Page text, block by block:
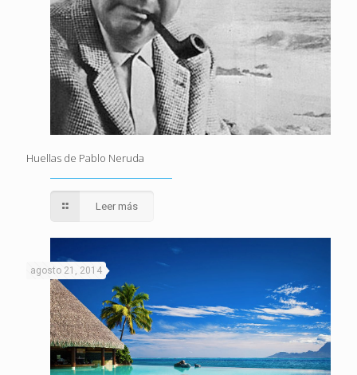
Huellas de Pablo Neruda
Leer más
agosto 21, 2014